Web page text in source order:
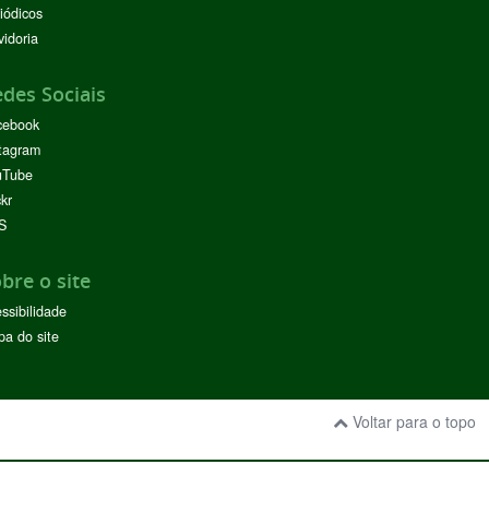
Sociais
o site
do site
Voltar para o topo